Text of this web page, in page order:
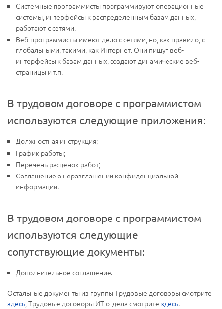
Системные программисты программируют операционные
системы, интерфейсы к распределенным базам данных,
работают с сетями.
Веб-программисты имеют дело с сетями, но, как правило, с
глобальными, такими, как Интернет. Они пишут веб-
интерфейсы к базам данных, создают динамические веб-
страницы и т.п.
В трудовом договоре с программистом
используются следующие приложения:
Должностная инструкция;
График работы;
Перечень расценок работ;
Соглашение о неразглашении конфиденциальной
информации.
В трудовом договоре с программистом
используются следующие
сопутствующие документы:
Дополнительное соглашение.
Остальные документы из группы Трудовые договоры смотрите
здесь, Трудовые договоры ИТ отдела смотрите здесь.